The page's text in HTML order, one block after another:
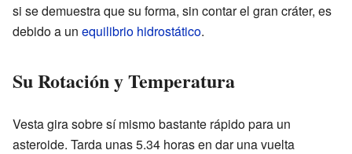
si se demuestra que su forma, sin contar el gran cráter, es
debido a un equilibrio hidrostático.
Su Rotación y Temperatura
Vesta gira sobre sí mismo bastante rápido para un
asteroide. Tarda unas 5.34 horas en dar una vuelta